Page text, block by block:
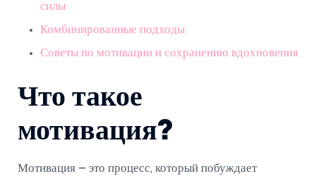
силы
Комбинированные подходы
Советы по мотивации и сохранению вдохновения
Что такое
мотивация?
Мотивация – это процесс, который побуждает